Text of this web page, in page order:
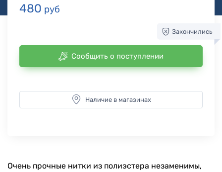
480 руб
Закончились
Сообщить о поступлении
Наличие в магазинах
Очень прочные нитки из полиэстера незаменимы,